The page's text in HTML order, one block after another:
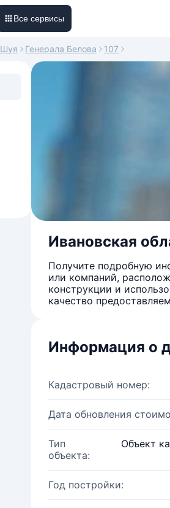
Все сервисы
Шуя Генерала Белова 107
Ивановская
Получите подробную
или компаний,
конструкции и
качество
Информация о
Кадастровый номер:
Дата обновления
Тип
объекта:
Объект
Год постройки: